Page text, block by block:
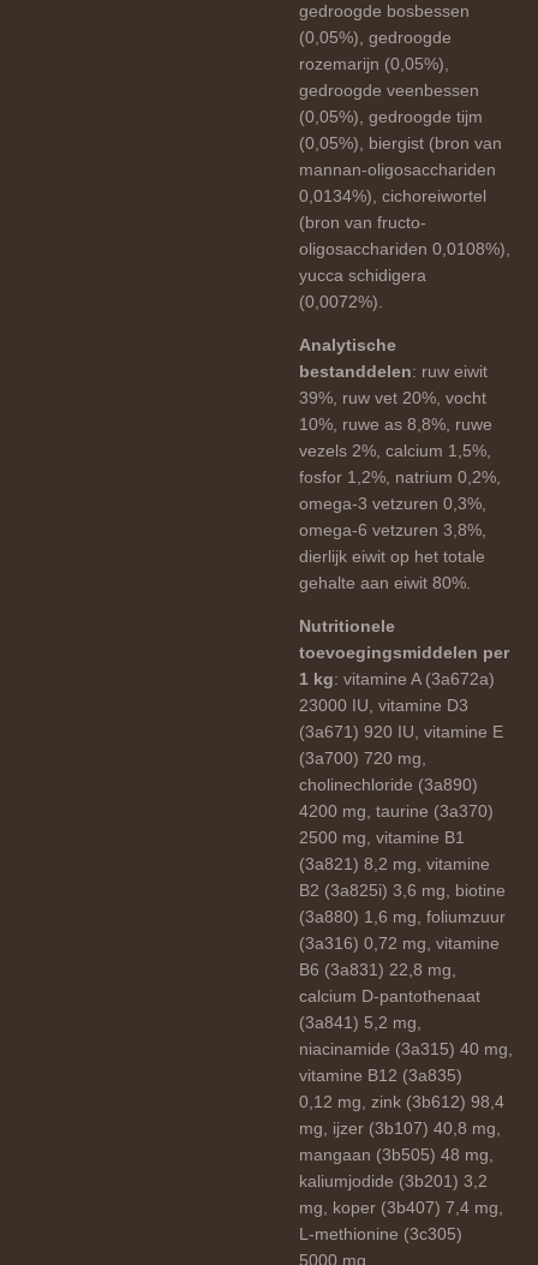
gedroogde bosbessen
(0,05%), gedroogde
rozemarijn (0,05%),
gedroogde veenbessen
(0,05%), gedroogde tijm
(0,05%), biergist (bron van
mannan-oligosacchariden
0,0134%), cichoreiwortel
(bron van fructo-
oligosacchariden 0,0108%),
yucca schidigera
(0,0072%).
Analytische
bestanddelen: ruw eiwit
39%, ruw vet 20%, vocht
10%, ruwe as 8,8%, ruwe
vezels 2%, calcium 1,5%,
fosfor 1,2%, natrium 0,2%,
omega-3 vetzuren 0,3%,
omega-6 vetzuren 3,8%,
dierlijk eiwit op het totale
gehalte aan eiwit 80%.
Nutritionele
toevoegingsmiddelen per
1 kg: vitamine A (3a672a)
23000 IU, vitamine D3
(3a671) 920 IU, vitamine E
(3a700) 720 mg,
cholinechloride (3a890)
4200 mg, taurine (3a370)
2500 mg, vitamine B1
(3a821) 8,2 mg, vitamine
B2 (3a825i) 3,6 mg, biotine
(3a880) 1,6 mg, foliumzuur
(3a316) 0,72 mg, vitamine
B6 (3a831) 22,8 mg,
calcium D-pantothenaat
(3a841) 5,2 mg,
niacinamide (3a315) 40 mg,
vitamine B12 (3a835)
0,12 mg, zink (3b612) 98,4
mg, ijzer (3b107) 40,8 mg,
mangaan (3b505) 48 mg,
kaliumjodide (3b201) 3,2
mg, koper (3b407) 7,4 mg,
L-methionine (3c305)
5000 mg.